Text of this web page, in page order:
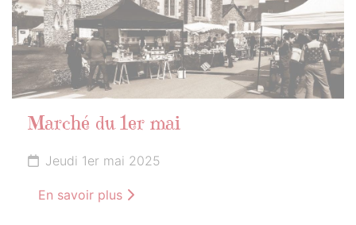
Marché du 1er mai
Jeudi 1er mai 2025
En savoir plus